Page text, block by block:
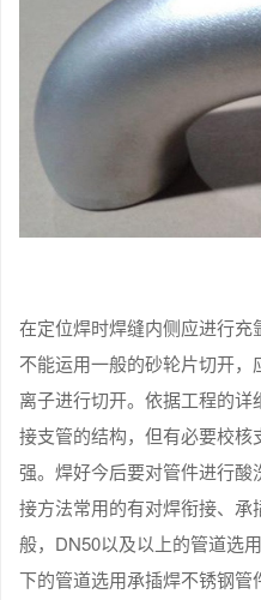
在定位焊时焊缝内侧应进行
不能运用一般的砂轮片切开
离子进行切开。依据工程的
接支管的结构，但有必要校
强。焊好今后要对管件进行
接方法常用的有对焊衔接、
般，DN50以及以上的管道选
下的管道选用承插焊不锈钢